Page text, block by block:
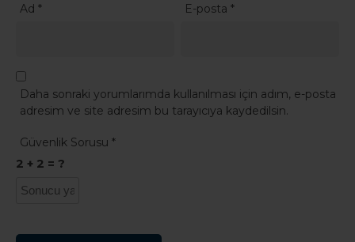
Ad * E-posta*
Daha sonraki yorumlarımda kullanılması için adım, e-posta
adresim ve site adresim bu tarayıcıya kaydedilsin.
Güvenlik Sorusu *
2 + 2 = ?